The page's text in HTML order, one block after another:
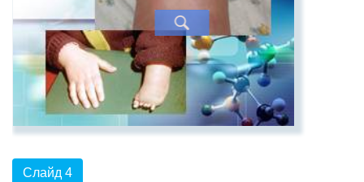
Слайд 4